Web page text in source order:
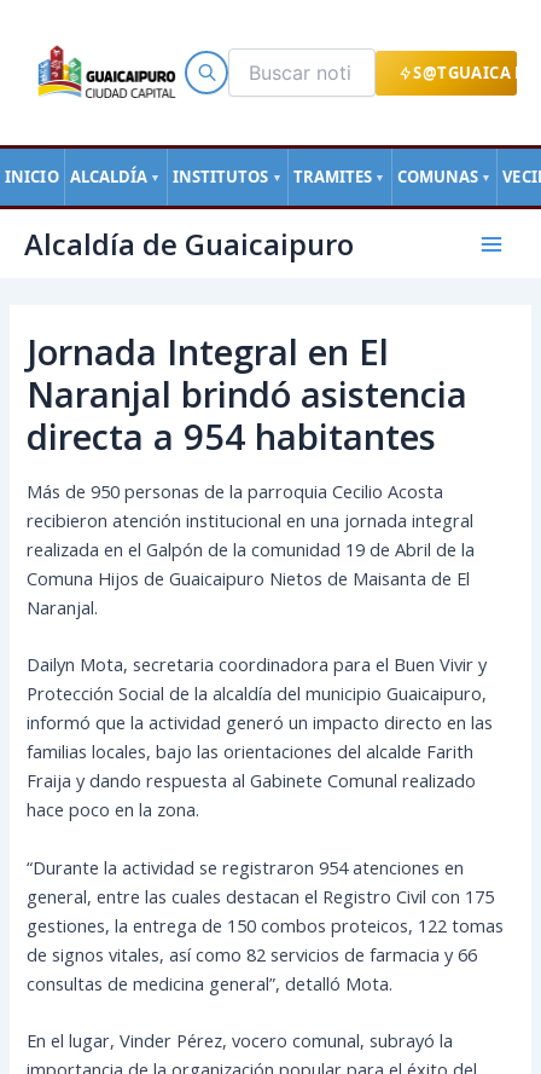
S@TGUAICA
INICIO ALCALDÍA ▼ INSTITUTOS ▼ TRAMITES ▼ COMUNAS ▼
contenido
Alcaldía de Guaicaipuro
Main
Jornada Integral en El
Naranjal brindó asistencia
directa a 954 habitantes
Más de 950 personas de la parroquia Cecilio Acosta
recibieron atención institucional en una jornada integral
realizada en el Galpón de la comunidad 19 de Abril de la
Comuna Hijos de Guaicaipuro Nietos de Maisanta de El
Naranjal.
Dailyn Mota, secretaria coordinadora para el Buen Vivir y
Protección Social de la alcaldía del municipio Guaicaipuro,
informó que la actividad generó un impacto directo en las
familias locales, bajo las orientaciones del alcalde Farith
Fraija y dando respuesta al Gabinete Comunal realizado
hace poco en la zona.
“Durante la actividad se registraron 954 atenciones en
general, entre las cuales destacan el Registro Civil con 175
gestiones, la entrega de 150 combos proteicos, 122 tomas
de signos vitales, así como 82 servicios de farmacia y 66
consultas de medicina general”, detalló Mota.
En el lugar, Vinder Pérez, vocero comunal, subrayó la
importancia de la organización popular para el éxito del
de